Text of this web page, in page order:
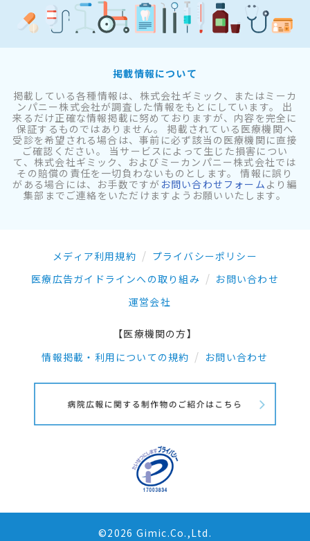
掲載情報について
掲載している各種情報は、株式会社ギミック、またはミーカ
ンパニー株式会社が調査した情報をもとにしています。 出
来るだけ正確な情報掲載に努めておりますが、内容を完全に
保証するものではありません。 掲載されている医療機関へ
受診を希望される場合は、事前に必ず該当の医療機関に直接
ご確認ください。 当サービスによって生じた損害につい
て、株式会社ギミック、およびミーカンパニー株式会社では
その賠償の責任を一切負わないものとします。 情報に誤り
がある場合には、お手数ですが お問い合わせフォーム より編
集部までご連絡をいただけますようお願いいたします。
メディア利用規約
プライバシーポリシー
医療広告ガイドラインへの取り組み
お問い合わせ
運営会社
【医療機関の方】
情報掲載・利用についての規約
お問い合わせ
©2026 Gimic.Co.,Ltd.